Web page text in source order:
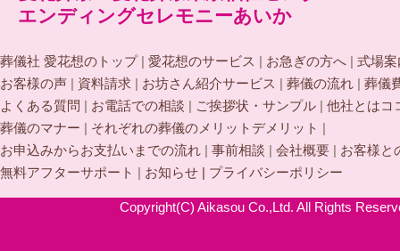
エンディングセレモニーあいか
葬儀社 愛花想のトップ| 愛花想のサービス | お急ぎの方へ | 式場
お客様の声 | 資料請求 | お坊さん紹介サービス | 葬儀の流れ | 葬儀
よくある質問 | お電話での相談 | ご挨拶状・サンプル | 他社とはコ
葬儀のマナー | それぞれの葬儀のメリットデメリット |
お申込みからお支払いまでの流れ | 事前相談 | 会社概要 | お客様と
無料アフターサポート | お知らせ | プライバシーポリシー
Copyright(C) Aikasou Co.,Ltd. All Rights